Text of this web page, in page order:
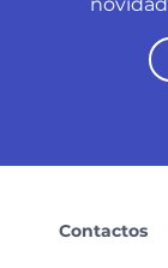
Contactos